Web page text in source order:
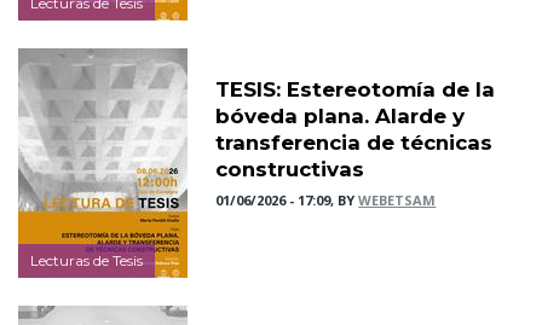
Lecturas de Tesis
TESIS: Estereotomía de la
bóveda plana. Alarde y
transferencia de técnicas
constructivas
01/06/2026 - 17:09, BYWEBETSAM